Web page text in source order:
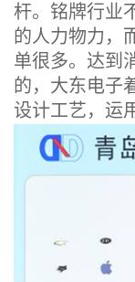
杆。铭牌行业
的人力物力，
单很多。达到
的，大东电子
设计工艺，运